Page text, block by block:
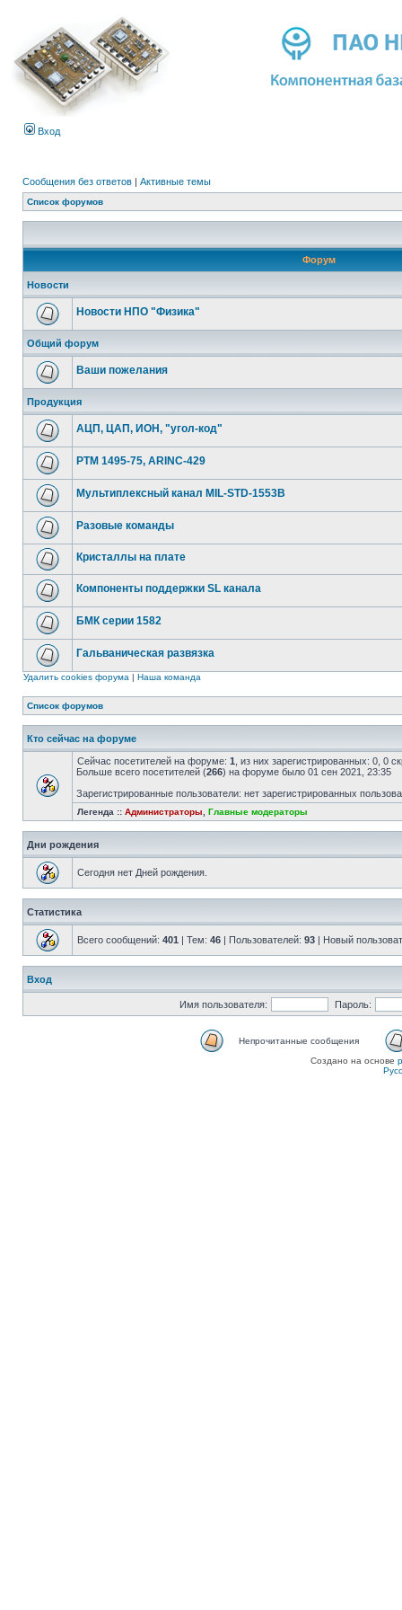
Вход
Сообщения без ответов | Активные темы
Список форумов
Форум
Новости
Новости НПО "Физика"
Общий форум
Ваши пожелания
Продукция
АЦП, ЦАП, ИОН, "угол-код"
РТМ 1495-75, ARINC-429
Мультиплексный канал MIL-STD-1553B
Разовые команды
Кристаллы на плате
Компоненты поддержки SL канала
БМК серии 1582
Гальваническая развязка
Удалить cookies форума | Наша команда
Список форумов
Кто сейчас на форуме
Сейчас посетителей на форуме: 1 , из них зарегистрированных: 0, 0
Больше всего посетителей (266) на форуме было 01 сен 2021, 23:35
Зарегистрированные пользователи: нет зарегистрированных
Легенда :: Администраторы Главные модераторы
Дни рождения
Сегодня нет Дней рождения.
Статистика
Всего сообщений: 401 | Тем: 46 | Пользователей: 93 | Новый
Вход
Имя пользователя: Пароль:
Непрочитанные сообщения
Создано на основе